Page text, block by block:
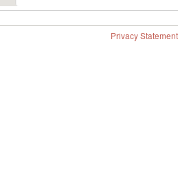
Privacy Statement